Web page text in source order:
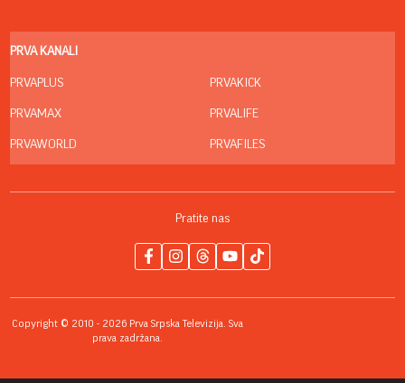
PRVA KANALI
PRVAPLUS
PRVAMAX
PRVAWORLD
PRVAKICK
PRVALIFE
PRVAFILES
Pratite nas
Copyright © 2010 - 2026 Prva Srpska Televizija. Sva
prava zadržana.